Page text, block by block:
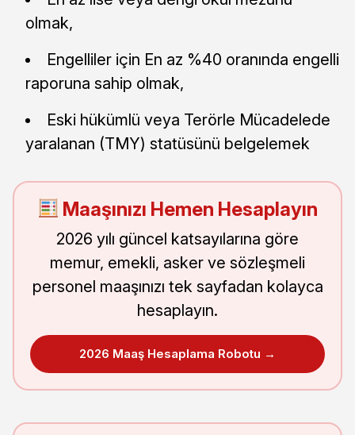
olmak,
Engelliler için En az %40 oranında engelli
raporuna sahip olmak,
Eski hükümlü veya Terörle Mücadelede
yaralanan (TMY) statüsünü belgelemek
Maaşınızı Hemen Hesaplayın
2026 yılı güncel katsayılarına göre
memur, emekli, asker ve sözleşmeli
personel maaşınızı tek sayfadan kolayca
hesaplayın.
2026 Maaş Hesaplama Robotu →